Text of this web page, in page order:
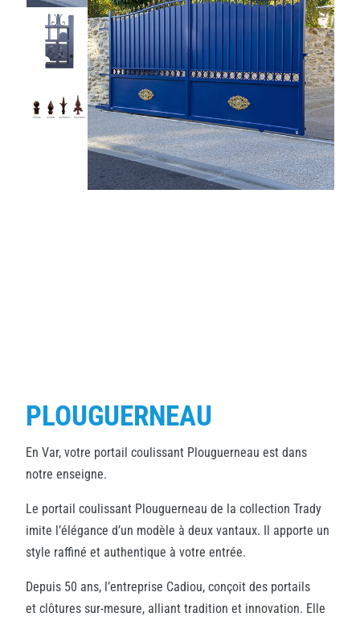
PLOUGUERNEAU
En Var, votre portail coulissant Plouguerneau est dans
notre enseigne.
Le portail coulissant Plouguerneau de la collection Trady
imite l’élégance d’un modèle à deux vantaux. Il apporte un
style raffiné et authentique à votre entrée.
Depuis 50 ans, l’entreprise Cadiou, conçoit des portails
et clôtures sur-mesure, alliant tradition et innovation. Elle